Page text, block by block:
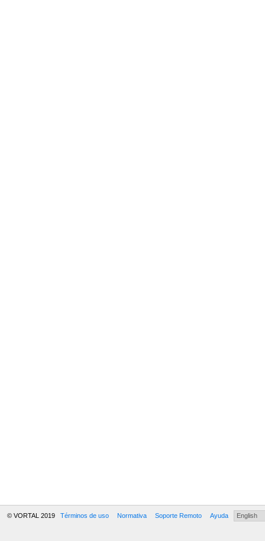
© VORTAL 2019 Términos de uso Normativa Soporte Remoto Ayuda